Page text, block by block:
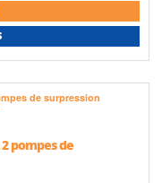
pompes de